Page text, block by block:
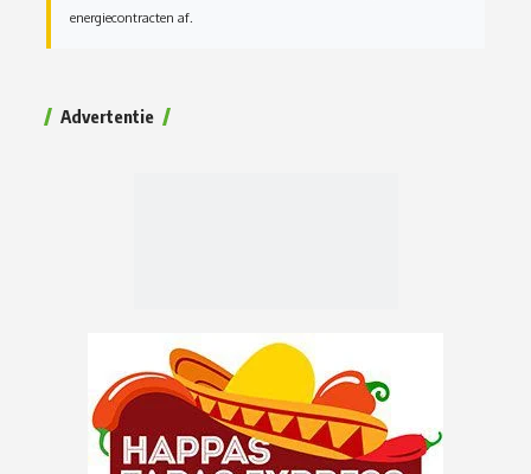
energiecontracten af.
Advertentie